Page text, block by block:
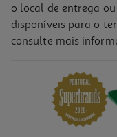
o local de entrega
disponíveis para o
consulte mais